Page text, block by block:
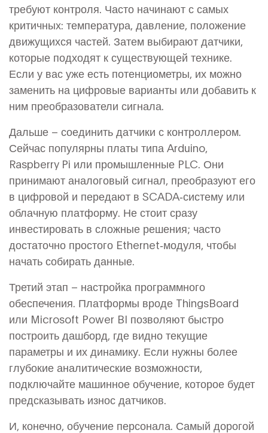
требуют контроля. Часто начинают с самых
критичных: температура, давление, положение
движущихся частей. Затем выбирают датчики,
которые подходят к существующей технике.
Если у вас уже есть потенциометры, их можно
заменить на цифровые варианты или добавить к
ним преобразователи сигнала.
Дальше – соединить датчики с контроллером.
Сейчас популярны платы типа Arduino,
Raspberry Pi или промышленные PLC. Они
принимают аналоговый сигнал, преобразуют его
в цифровой и передают в SCADA‑систему или
облачную платформу. Не стоит сразу
инвестировать в сложные решения; часто
достаточно простого Ethernet‑модуля, чтобы
начать собирать данные.
Третий этап – настройка программного
обеспечения. Платформы вроде ThingsBoard
или Microsoft Power BI позволяют быстро
построить дашборд, где видно текущие
параметры и их динамику. Если нужны более
глубокие аналитические возможности,
подключайте машинное обучение, которое будет
предсказывать износ датчиков.
И, конечно, обучение персонала. Самый дорогой